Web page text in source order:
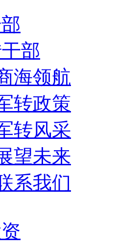
部
海领航
转政策
转风采
望未来
系我们